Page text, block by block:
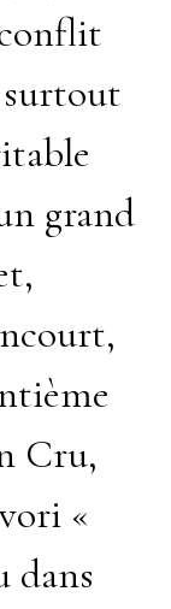
grand
Cru,
«
dans